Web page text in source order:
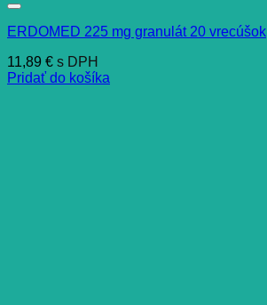
ERDOMED 225 mg granulát 20 vrecúšok
11,89 € s DPH
Pridať do košíka